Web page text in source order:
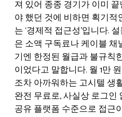
져 있어 종종 경기가 이미
야 했던 것에 비하면 획기적
는 ‘경제적 접근성’입니다.
은 소액 구독료나 케이블
기엔 한정된 월급과 불규칙
이었다고 말합니다. 월 1만
조차 아까워하는 고시텔 생
완전 무료로, 사실상 로그인
공유 플랫폼 수준으로 접근